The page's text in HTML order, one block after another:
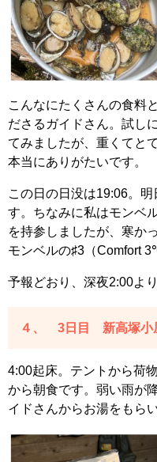
こんなにたくさんの食料
ださるガイドさん。試し
てみましたが、重くてと
本当にありがたいです。
この日の日没は19:06。
す。ちなみに私はモンベ
を持参しましたが、寒か
モンベルの♯3（Comfort
予報どおり、深夜2:00よ
４、 3日目 新高塚小
4:00起床。テントから荷
から朝食です。弱い雨が
イドさんからお湯をもらい